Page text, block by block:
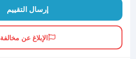
إرسال التقييم
الإبلاغ عن مخالفة